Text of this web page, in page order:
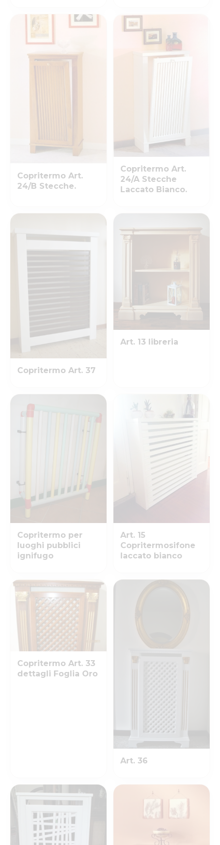
Copritermo Art.
24/B Stecche.
Copritermo Art.
24/A Stecche
Laccato Bianco.
Copritermo Art. 37
Art. 13 libreria
Copritermo per
luoghi pubblici
ignifugo
Art. 15
Copritermosifone
laccato bianco
Copritermo Art. 33
dettagli Foglia Oro
Art. 36